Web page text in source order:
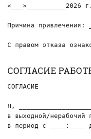
«___»__________2026 г.
Причина привлечения:
С правом отказа
СОГЛАСИЕ
СОГЛАСИЕ
Я,
в выходной/нерабочий
в период с ____:____